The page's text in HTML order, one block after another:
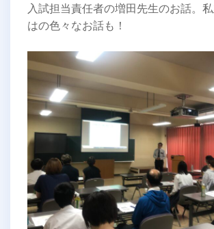
入試担当責任者の増田先生のお話。
はの色々なお話も！